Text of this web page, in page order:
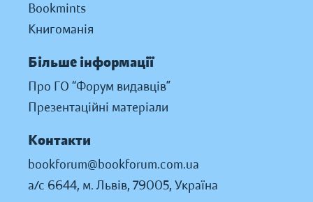
Bookmints
Книгоманія
Більше інформації
Про ГО “Форум видавців”
Презентаційні матеріали
Контакти
bookforum@bookforum.com.ua
а/с 6644, м. Львів, 79005, Україна